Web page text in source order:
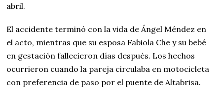
abril.
El accidente terminó con la vida de Ángel Méndez en
el acto, mientras que su esposa Fabiola Che y su bebé
en gestación fallecieron días después. Los hechos
ocurrieron cuando la pareja circulaba en motocicleta
con preferencia de paso por el puente de Altabrisa.